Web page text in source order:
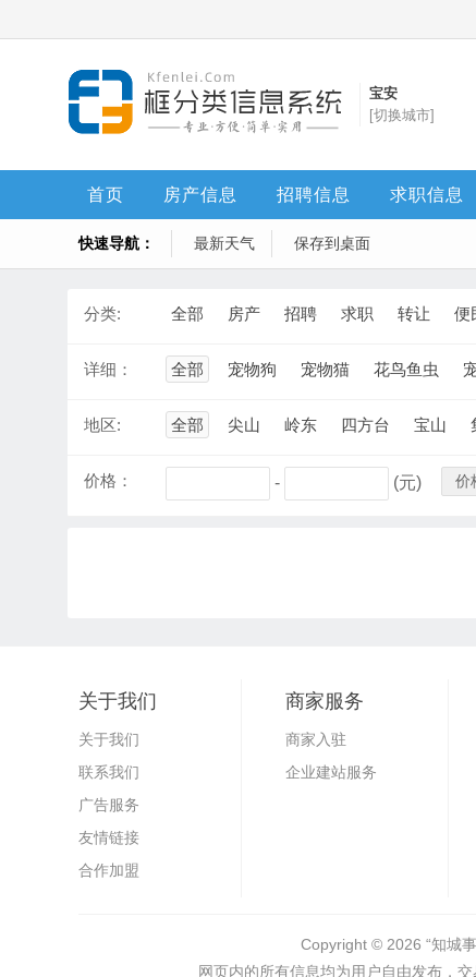
宝安
[切换城市]
首页 房产信息 招聘信息 求职信息
快速导航： 最新天气 保存到桌面
分类: 全部 房产 招聘 求职 转让 便
详细： 全部 宠物狗 宠物猫 花鸟鱼虫
地区: 全部 尖山 岭东 四方台 宝山
价格： - (元) 价
关于我们
关于我们
联系我们
广告服务
友情链接
合作加盟
商家服务
商家入驻
企业建站服务
Copyright © 2026 “知城
网页内的所有信息均为用户自由发布，